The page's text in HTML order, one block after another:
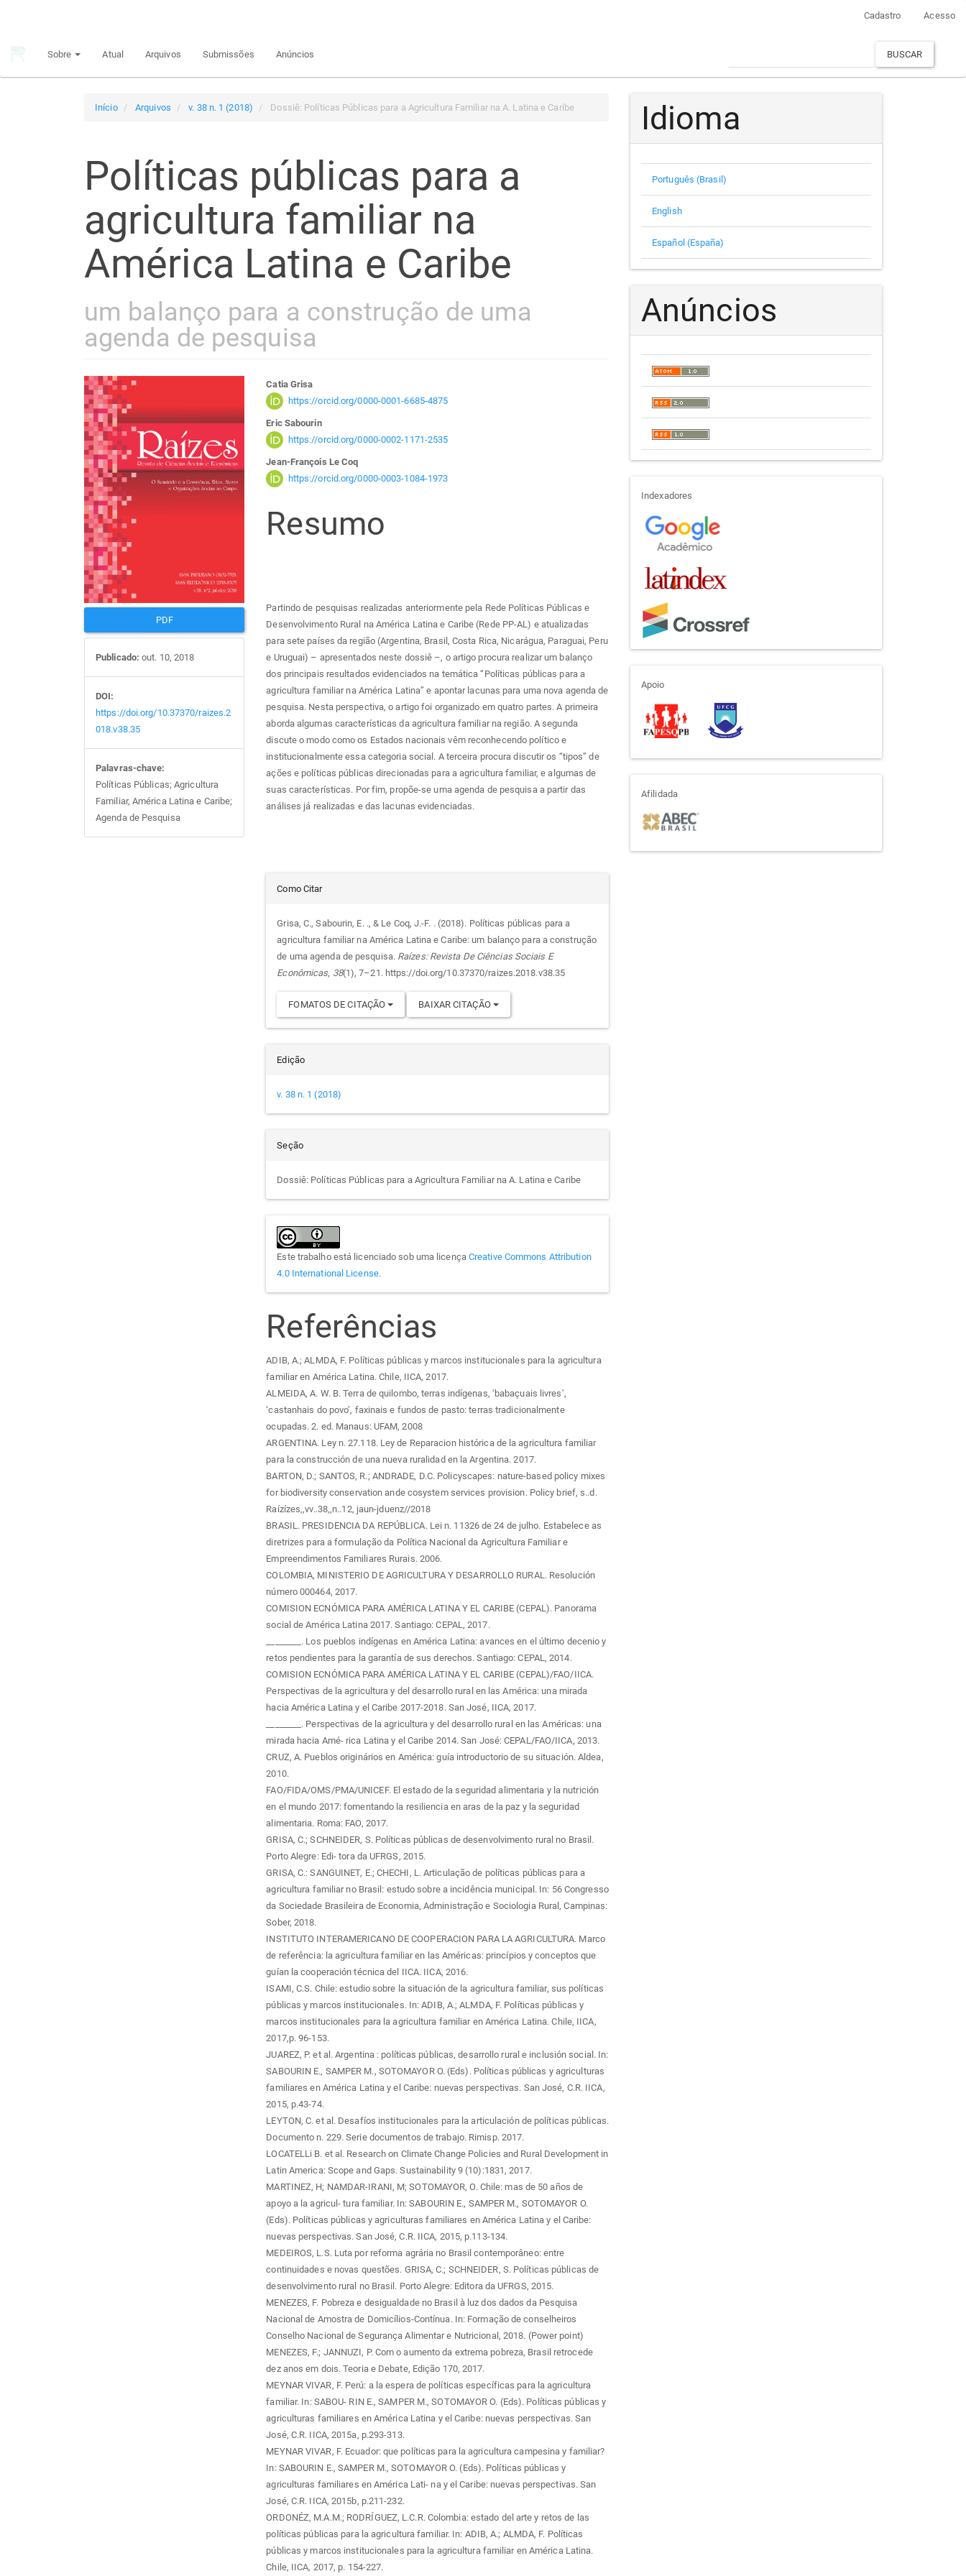
principal
Cadastro Acesso
Sobre Atual Arquivos Submissões Anúncios BUSCAR
Início Arquivos v. 38 n. 1 (2018) Dossiê: Políticas Públicas para a Agricultura Familiar na A. Latina e Caribe
Políticas públicas para a
agricultura familiar na
América Latina e Caribe
um balanço para a construção de uma
agenda de pesquisa
Barra
lateral
de
artigos
PDF
Publicado: out. 10, 2018
DOI:
https://doi.org/10.37370/raizes.2
018.v38.35
Palavras-chave:
Políticas Públicas; Agricultura
Familiar, América Latina e Caribe;
Agenda de Pesquisa
Conteúdo
do
artigo
principal
Catia Grisa
https://orcid.org/0000-0001-6685-4875
Eric Sabourin
https://orcid.org/0000-0002-1171-2535
Jean-François Le Coq
https://orcid.org/0000-0003-1084-1973
Resumo
Partindo de pesquisas realizadas anteriormente pela Rede Políticas Públicas e
Desenvolvimento Rural na América Latina e Caribe (Rede PP-AL) e atualizadas
para sete países da região (Argentina, Brasil, Costa Rica, Nicarágua, Paraguai, Peru
e Uruguai) – apresentados neste dossiê –, o artigo procura realizar um balanço
dos principais resultados evidenciados na temática “Políticas públicas para a
agricultura familiar na América Latina” e apontar lacunas para uma nova agenda de
pesquisa. Nesta perspectiva, o artigo foi organizado em quatro partes. A primeira
aborda algumas características da agricultura familiar na região. A segunda
discute o modo como os Estados nacionais vêm reconhecendo político e
institucionalmente essa categoria social. A terceira procura discutir os “tipos” de
ações e políticas públicas direcionadas para a agricultura familiar, e algumas de
suas características. Por fim, propõe-se uma agenda de pesquisa a partir das
análises já realizadas e das lacunas evidenciadas.
Detalhes
do
artigo
Como Citar
Grisa, C., Sabourin, E. ., & Le Coq, J.-F. . (2018). Políticas públicas para a
agricultura familiar na América Latina e Caribe: um balanço para a construção
de uma agenda de pesquisa. Raízes: Revista De Ciências Sociais E
Econômicas, 38(1), 7–21. https://doi.org/10.37370/raizes.2018.v38.35
FOMATOS DE CITAÇÃO BAIXAR CITAÇÃO
Edição
v. 38 n. 1 (2018)
Seção
Dossiê: Políticas Públicas para a Agricultura Familiar na A. Latina e Caribe
Este trabalho está licenciado sob uma licença Creative Commons Attribution
4.0 International License.
Referências
ADIB, A.; ALMDA, F. Políticas públicas y marcos institucionales para la agricultura
familiar en América Latina. Chile, IICA, 2017.
ALMEIDA, A. W. B. Terra de quilombo, terras indígenas, ‘babaçuais livres’,
‘castanhais do povo’, faxinais e fundos de pasto: terras tradicionalmente
ocupadas. 2. ed. Manaus: UFAM, 2008
ARGENTINA. Ley n. 27.118. Ley de Reparacion histórica de la agricultura familiar
para la construcción de una nueva ruralidad en la Argentina. 2017.
BARTON, D.; SANTOS, R.; ANDRADE, D.C. Policyscapes: nature-based policy mixes
for biodiversity conservation ande cosystem services provision. Policy brief, s..d.
Raízízes,,vv..38,,n..12, jaun-jduenz//2018
BRASIL. PRESIDENCIA DA REPÚBLICA. Lei n. 11326 de 24 de julho. Estabelece as
diretrizes para a formulação da Política Nacional da Agricultura Familiar e
Empreendimentos Familiares Rurais. 2006.
COLOMBIA, MINISTERIO DE AGRICULTURA Y DESARROLLO RURAL. Resolución
número 000464, 2017.
COMISION ECNÓMICA PARA AMÉRICA LATINA Y EL CARIBE (CEPAL). Panorama
social de América Latina 2017. Santiago: CEPAL, 2017.
________. Los pueblos indígenas en América Latina: avances en el último decenio y
retos pendientes para la garantía de sus derechos. Santiago: CEPAL, 2014.
COMISION ECNÓMICA PARA AMÉRICA LATINA Y EL CARIBE (CEPAL)/FAO/IICA.
Perspectivas de la agricultura y del desarrollo rural en las América: una mirada
hacia América Latina y el Caribe 2017-2018. San José, IICA, 2017.
________. Perspectivas de la agricultura y del desarrollo rural en las Américas: una
mirada hacia Amé- rica Latina y el Caribe 2014. San José: CEPAL/FAO/IICA, 2013.
CRUZ, A. Pueblos originários en América: guía introductorio de su situación. Aldea,
2010.
FAO/FIDA/OMS/PMA/UNICEF. El estado de la seguridad alimentaria y la nutrición
en el mundo 2017: fomentando la resiliencia en aras de la paz y la seguridad
alimentaria. Roma: FAO, 2017.
GRISA, C.; SCHNEIDER, S. Políticas públicas de desenvolvimento rural no Brasil.
Porto Alegre: Edi- tora da UFRGS, 2015.
GRISA, C.: SANGUINET, E.; CHECHI, L. Articulação de políticas públicas para a
agricultura familiar no Brasil: estudo sobre a incidência municipal. In: 56 Congresso
da Sociedade Brasileira de Economia, Administração e Sociologia Rural, Campinas:
Sober, 2018.
INSTITUTO INTERAMERICANO DE COOPERACION PARA LA AGRICULTURA. Marco
de referência: la agricultura familiar en las Américas: princípios y conceptos que
guían la cooperación técnica del IICA. IICA, 2016.
ISAMI, C.S. Chile: estudio sobre la situación de la agricultura familiar, sus políticas
públicas y marcos institucionales. In: ADIB, A.; ALMDA, F. Políticas públicas y
marcos institucionales para la agricultura familiar en América Latina. Chile, IICA,
2017,p. 96-153.
JUAREZ, P. et al. Argentina : políticas públicas, desarrollo rural e inclusión social. In:
SABOURIN E., SAMPER M., SOTOMAYOR O. (Eds). Políticas públicas y agriculturas
familiares en América Latina y el Caribe: nuevas perspectivas. San José, C.R. IICA,
2015, p.43-74.
LEYTON, C. et al. Desafíos institucionales para la articulación de políticas públicas.
Documento n. 229. Serie documentos de trabajo. Rimisp. 2017.
LOCATELLi B. et al. Research on Climate Change Policies and Rural Development in
Latin America: Scope and Gaps. Sustainability 9 (10):1831, 2017.
MARTINEZ, H; NAMDAR-IRANI, M; SOTOMAYOR, O. Chile: mas de 50 años de
apoyo a la agricul- tura familiar. In: SABOURIN E., SAMPER M., SOTOMAYOR O.
(Eds). Políticas públicas y agriculturas familiares en América Latina y el Caribe:
nuevas perspectivas. San José, C.R. IICA, 2015, p.113-134.
MEDEIROS, L.S. Luta por reforma agrária no Brasil contemporâneo: entre
continuidades e novas questões. GRISA, C.; SCHNEIDER, S. Políticas públicas de
desenvolvimento rural no Brasil. Porto Alegre: Editora da UFRGS, 2015.
MENEZES, F. Pobreza e desigualdade no Brasil à luz dos dados da Pesquisa
Nacional de Amostra de Domicílios-Contínua. In: Formação de conselheiros
Conselho Nacional de Segurança Alimentar e Nutricional, 2018. (Power point)
MENEZES, F.; JANNUZI, P. Com o aumento da extrema pobreza, Brasil retrocede
dez anos em dois. Teoria e Debate, Edição 170, 2017.
MEYNAR VIVAR, F. Perú: a la espera de políticas específicas para la agricultura
familiar. In: SABOU- RIN E., SAMPER M., SOTOMAYOR O. (Eds). Políticas públicas y
agriculturas familiares en América Latina y el Caribe: nuevas perspectivas. San
José, C.R. IICA, 2015a, p.293-313.
MEYNAR VIVAR, F. Ecuador: que políticas para la agricultura campesina y familiar?
In: SABOURIN E., SAMPER M., SOTOMAYOR O. (Eds). Políticas públicas y
agriculturas familiares en América Lati- na y el Caribe: nuevas perspectivas. San
José, C.R. IICA, 2015b, p.211-232.
ORDONÉZ, M.A.M.; RODRÍGUEZ, L.C.R. Colombia: estado del arte y retos de las
políticas públicas para la agricultura familiar. In: ADIB, A.; ALMDA, F. Políticas
públicas y marcos institucionales para la agricultura familiar en América Latina.
Chile, IICA, 2017, p. 154-227.
Idioma
Português (Brasil)
English
Español (España)
Anúncios
indexadores
Indexadores
apoio
Apoio
afiliada
Afilidada